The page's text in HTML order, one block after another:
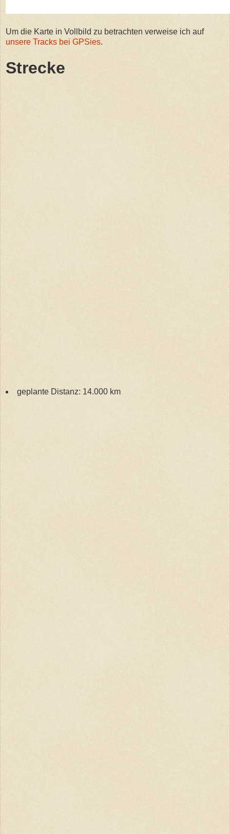
Um die Karte in Vollbild zu betrachten verweise ich auf
unsere Tracks bei GPSies.
Strecke
geplante Distanz: 14.000 km